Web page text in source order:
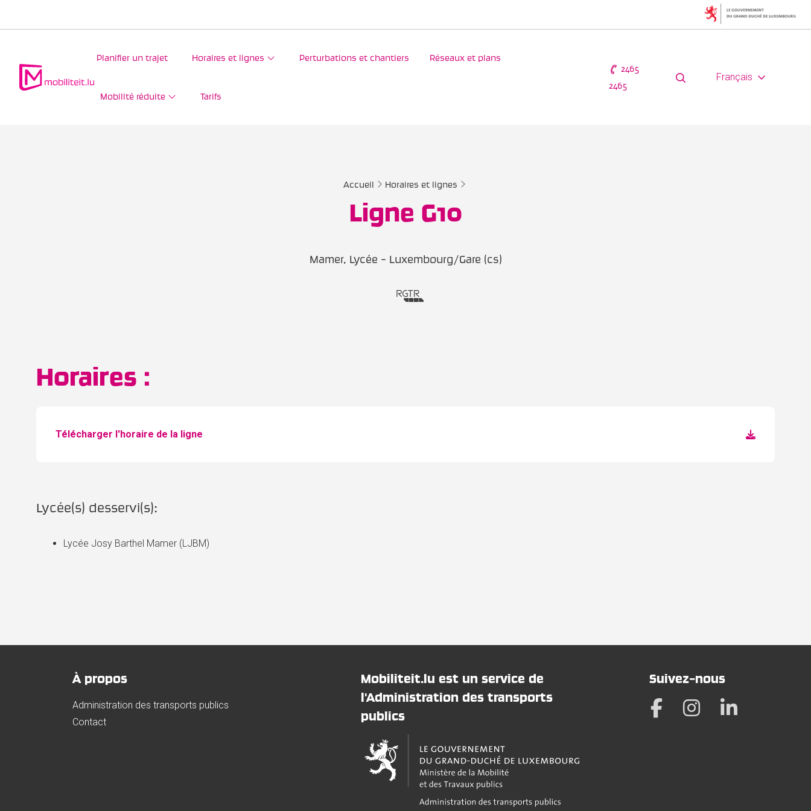
Planifier un trajet Horaires et lignes Perturbations et chantiers Réseaux et plans
Mobilité réduite Tarifs
2465
2465
Français
Accueil Horaires et lignes
Ligne G10
Mamer, Lycée - Luxembourg/Gare (cs)
Horaires :
Télécharger l'horaire de la ligne
Lycée(s) desservi(s):
Lycée Josy Barthel Mamer (LJBM)
À propos
Administration des transports publics
Contact
Mobiliteit.lu est un service de
l'Administration des transports
publics
Suivez-nous